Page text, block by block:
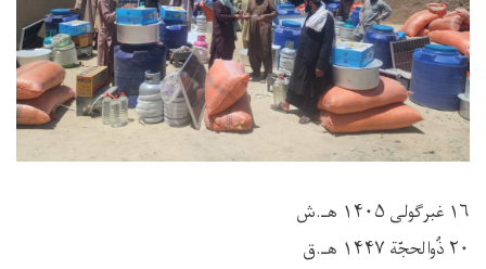
۱۶ غبرګولی ۱۴۰۵ هـ.ش
۲۰ ذُوالحجّة ۱۴۴۷ هـ.ق